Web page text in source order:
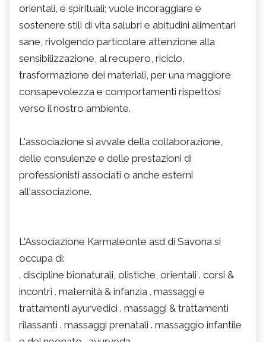
orientali, e spirituali; vuole incoraggiare e
sostenere stili di vita salubri e abitudini alimentari
sane, rivolgendo particolare attenzione alla
sensibilizzazione, al recupero, riciclo,
trasformazione dei materiali, per una maggiore
consapevolezza e comportamenti rispettosi
verso il nostro ambiente.
L'associazione si avvale della collaborazione,
delle consulenze e delle prestazioni di
professionisti associati o anche esterni
all'associazione.
L'Associazione Karmaleonte asd di Savona si
occupa di:
. discipline bionaturali, olistiche, orientali . corsi &
incontri . maternità & infanzia . massaggi e
trattamenti ayurvedici . massaggi & trattamenti
rilassanti . massaggi prenatali . massaggio infantile